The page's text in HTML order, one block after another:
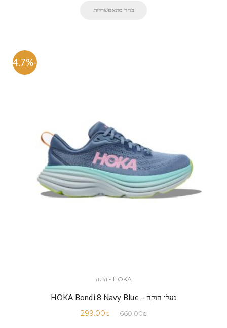
בחר מהאפשרויות
-54.7%
HOKA - הוקה
נעלי הוקה – HOKA Bondi 8 Navy Blue
660.00₪
299.00₪